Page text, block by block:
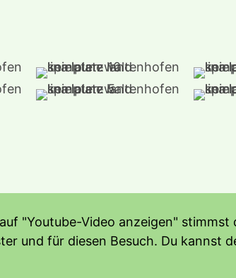
"Youtube-Video anzeigen"
und für diesen Besuch. Du kannst